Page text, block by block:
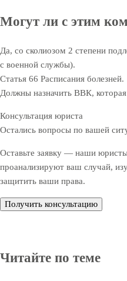
Могут ли с этим
Да, со сколиозом 2 степени
с военной службы).
Статья 66 Расписания болезней.
Должны назначить ВВК,
Консультация юриста
Остались вопросы по вашей
Оставьте заявку — наши
проанализируют ваш случай,
защитить ваши права.
Получить консультацию
Читайте по теме